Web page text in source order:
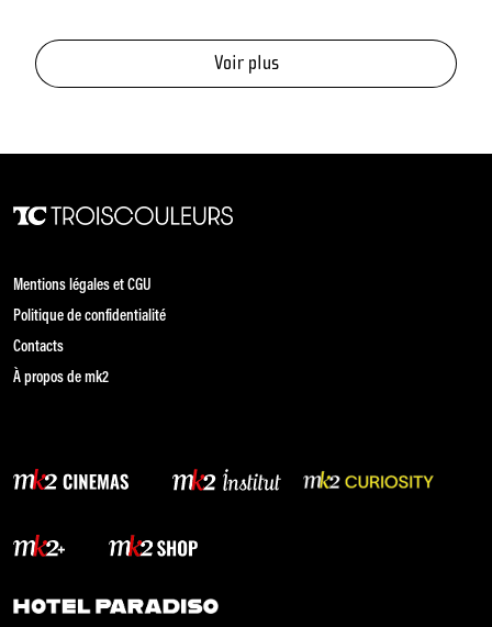
Voir plus
Mentions légales et CGU
Politique de confidentialité
Contacts
À propos de mk2